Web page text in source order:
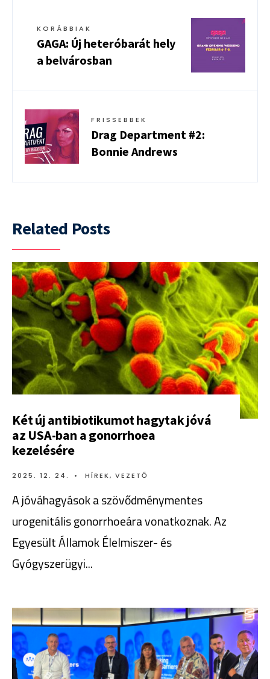
KORÁBBIAK
GAGA: Új heteróbarát hely
a belvárosban
FRISSEBBEK
Drag Department #2:
Bonnie Andrews
Related Posts
Két új antibiotikumot hagytak jóvá
az USA-ban a gonorrhoea
kezelésére
2025. 12. 24. • HÍREK, VEZETŐ
A jóváhagyások a szövődménymentes
urogenitális gonorrhoeára vonatkoznak. Az
Egyesült Államok Élelmiszer- és
Gyógyszerügyi...